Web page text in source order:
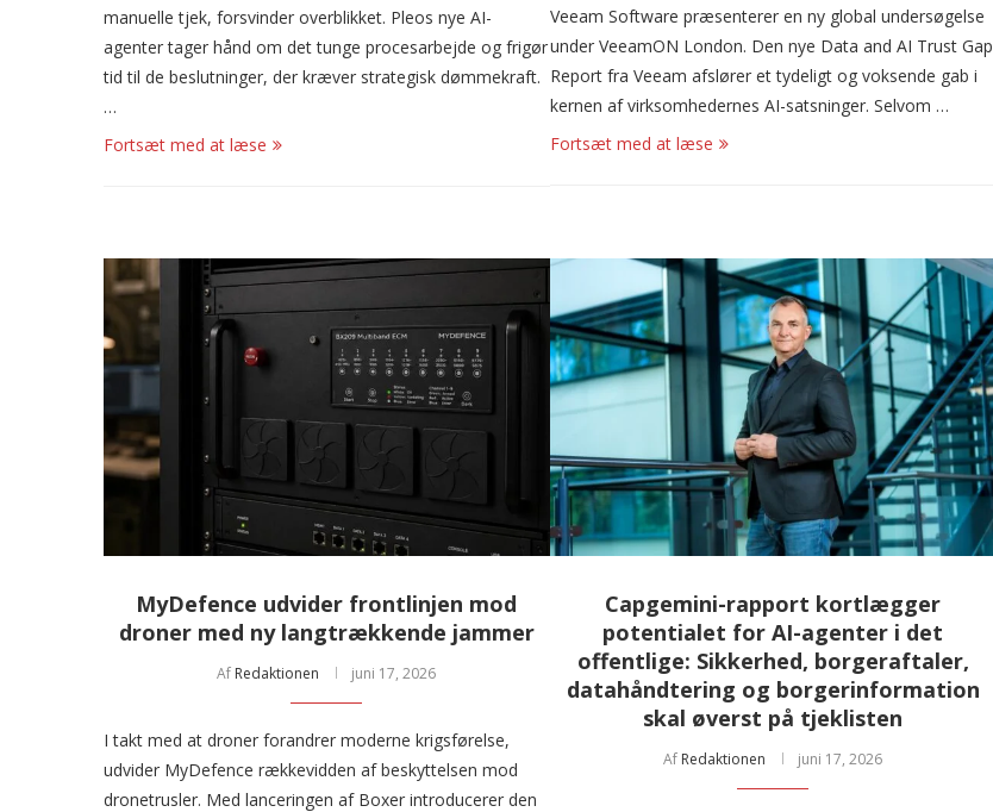
manuelle tjek, forsvinder overblikket. Pleos nye AI-
agenter tager hånd om det tunge procesarbejde og frigør
tid til de beslutninger, der kræver strategisk dømmekraft.
…
Fortsæt med at læse
Veeam Software præsenterer en ny global undersøgelse
under VeeamON London. Den nye Data and AI Trust Gap
Report fra Veeam afslører et tydeligt og voksende gab i
kernen af virksomhedernes AI-satsninger. Selvom …
Fortsæt med at læse
MyDefence udvider frontlinjen mod
droner med ny langtrækkende jammer
Af Redaktionen juni 17, 2026
I takt med at droner forandrer moderne krigsførelse,
udvider MyDefence rækkevidden af beskyttelsen mod
dronetrusler. Med lanceringen af Boxer introducerer den
Capgemini-rapport kortlægger
potentialet for AI-agenter i det
offentlige: Sikkerhed, borgeraftaler,
datahåndtering og borgerinformation
skal øverst på tjeklisten
Af Redaktionen juni 17, 2026